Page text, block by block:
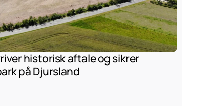
historisk aftale og sikrer
på Djursland